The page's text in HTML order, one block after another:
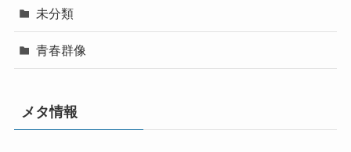
未分類
青春群像
メタ情報